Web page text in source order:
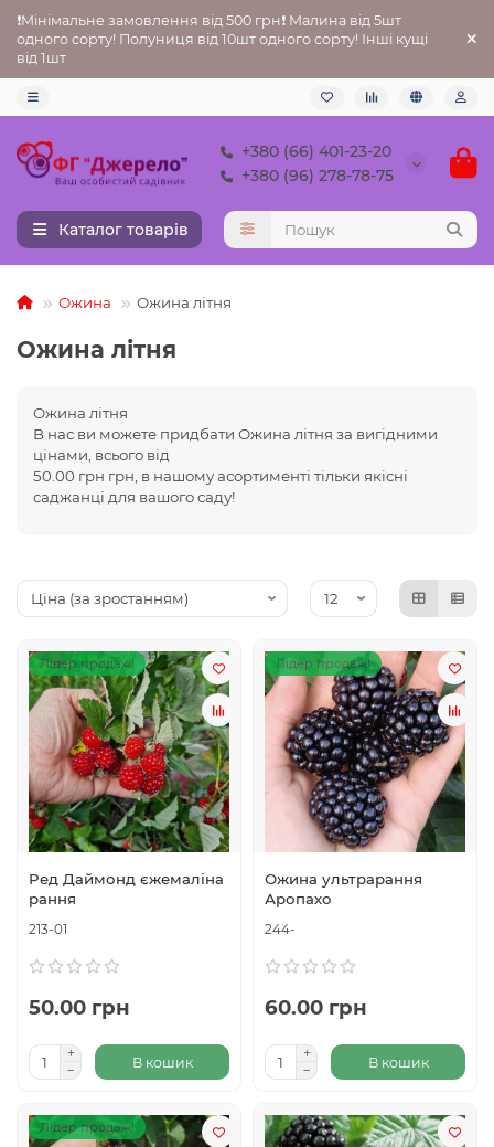
❗Мінімальне замовлення від 500 грн❗ Малина від 5шт
одного сорту! Полуниця від 10шт одного сорту! Інші кущі
від 1шт
+380 (66) 401-23-20
+380 (96) 278-78-75
Каталог товарів
Ожина Ожина літня
Ожина літня
Ожина літня
В нас ви можете придбати Ожина літня за вигідними
цінами, всього від
50.00 грн грн, в нашому асортименті тільки якісні
саджанці для вашого саду!
Лідер продаж!
Ред Даймонд єжемаліна
рання
213-01
50.00 грн
В кошик
Лідер продаж!
Ожина ультрарання
Аропахо
244-
60.00 грн
В кошик
Лідер продаж!